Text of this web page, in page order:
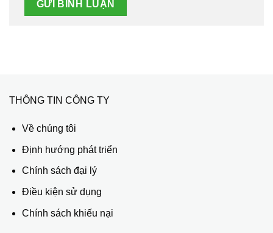
THÔNG TIN CÔNG TY
Về chúng tôi
Định hướng phát triển
Chính sách đại lý
Điều kiện sử dụng
Chính sách khiếu nại